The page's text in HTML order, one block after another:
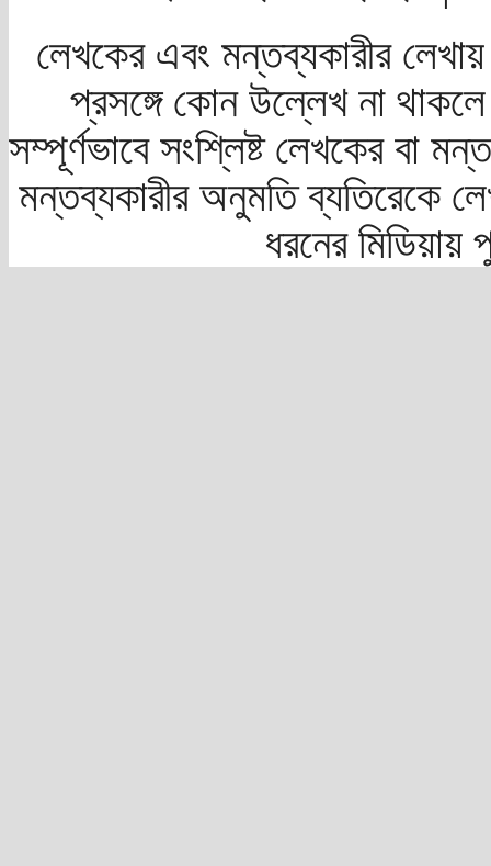
লেখকের এবং মন্তব্যকারীর
প্রসঙ্গে কোন উল্লেখ না
সম্পূর্ণভাবে সংশ্লিষ্ট লেখকের বা
মন্তব্যকারীর অনুমতি ব্যতিরেকে
ধরনের মিডিয়ায়